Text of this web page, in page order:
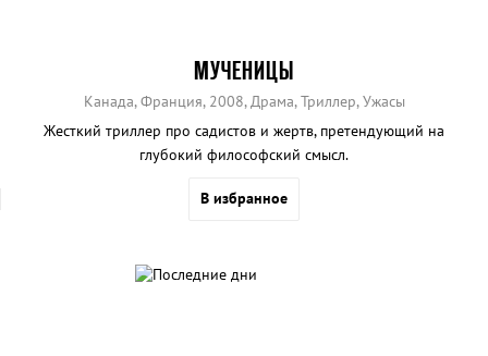
МУЧЕНИЦЫ
Канада, Франция, 2008, Драма, Триллер, Ужасы
Жесткий триллер про садистов и жертв, претендующий на
глубокий философский смысл.
В избранное